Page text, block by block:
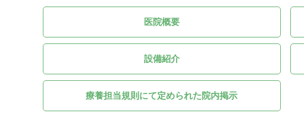
医院概要
設備紹介
療養担当規則にて定められた院内掲示